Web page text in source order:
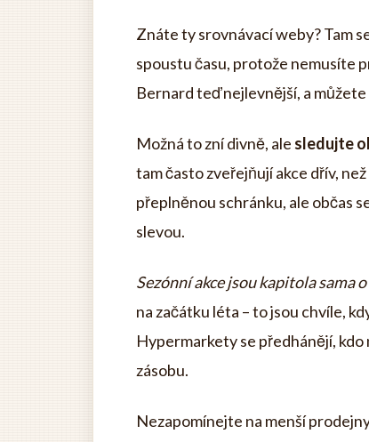
Znáte ty srovnávací weby? Tam
spoustu času, protože nemusíte
Bernard teď nejlevnější, a
Možná to zní divně, ale sledujte
tam často zveřejňují akce dřív,
přeplněnou schránku, ale občas
slevou.
Sezónní akce jsou kapitola sama
na začátku léta – to jsou chvíle,
Hypermarkety se předhánějí,
zásobu.
Nezapomínejte na menší